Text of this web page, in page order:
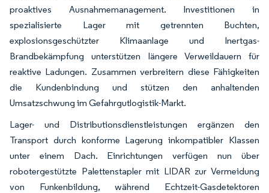
proaktives Ausnahmemanagement. Investitionen in
spezialisierte Lager mit getrennten Buchten,
explosionsgeschützter Klimaanlage und Inertgas-
Brandbekämpfung unterstützen längere Verweildauern für
reaktive Ladungen. Zusammen verbreitern diese Fähigkeiten
die Kundenbindung und stützen den anhaltenden
Umsatzschwung im Gefahrgutlogistik-Markt.
Lager- und Distributionsdienstleistungen ergänzen den
Transport durch konforme Lagerung inkompatibler Klassen
unter einem Dach. Einrichtungen verfügen nun über
robotergestützte Palettenstapler mit LIDAR zur Vermeidung
von Funkenbildung, während Echtzeit-Gasdetektoren